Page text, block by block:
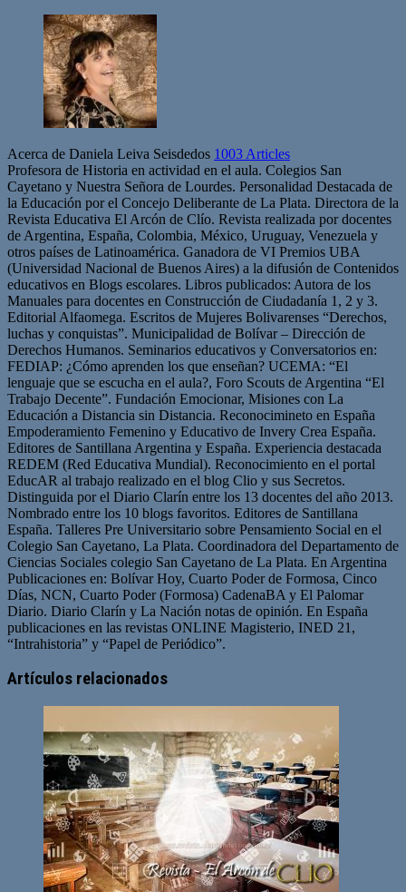
Acerca de Daniela Leiva Seisdedos 1003 Articles
Profesora de Historia en actividad en el aula. Colegios San
Cayetano y Nuestra Señora de Lourdes. Personalidad Destacada de
la Educación por el Concejo Deliberante de La Plata. Directora de la
Revista Educativa El Arcón de Clío. Revista realizada por docentes
de Argentina, España, Colombia, México, Uruguay, Venezuela y
otros países de Latinoamérica. Ganadora de VI Premios UBA
(Universidad Nacional de Buenos Aires) a la difusión de Contenidos
educativos en Blogs escolares. Libros publicados: Autora de los
Manuales para docentes en Construcción de Ciudadanía 1, 2 y 3.
Editorial Alfaomega. Escritos de Mujeres Bolivarenses “Derechos,
luchas y conquistas”. Municipalidad de Bolívar – Dirección de
Derechos Humanos. Seminarios educativos y Conversatorios en:
FEDIAP: ¿Cómo aprenden los que enseñan? UCEMA: “El
lenguaje que se escucha en el aula?, Foro Scouts de Argentina “El
Trabajo Decente”. Fundación Emocionar, Misiones con La
Educación a Distancia sin Distancia. Reconocimineto en España
Empoderamiento Femenino y Educativo de Invery Crea España.
Editores de Santillana Argentina y España. Experiencia destacada
REDEM (Red Educativa Mundial). Reconocimiento en el portal
EducAR al trabajo realizado en el blog Clio y sus Secretos.
Distinguida por el Diario Clarín entre los 13 docentes del año 2013.
Nombrado entre los 10 blogs favoritos. Editores de Santillana
España. Talleres Pre Universitario sobre Pensamiento Social en el
Colegio San Cayetano, La Plata. Coordinadora del Departamento de
Ciencias Sociales colegio San Cayetano de La Plata. En Argentina
Publicaciones en: Bolívar Hoy, Cuarto Poder de Formosa, Cinco
Días, NCN, Cuarto Poder (Formosa) CadenaBA y El Palomar
Diario. Diario Clarín y La Nación notas de opinión. En España
publicaciones en las revistas ONLINE Magisterio, INED 21,
“Intrahistoria” y “Papel de Periódico”.
web
Artículos relacionados